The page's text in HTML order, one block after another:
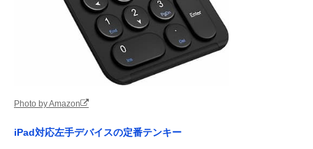
Photo by Amazon
iPad対応左手デバイスの定番テンキー